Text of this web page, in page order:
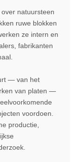
natuursteen
ruwe blokken
ze intern en
fabrikanten
— van het
van platen —
voordoen.
productie,